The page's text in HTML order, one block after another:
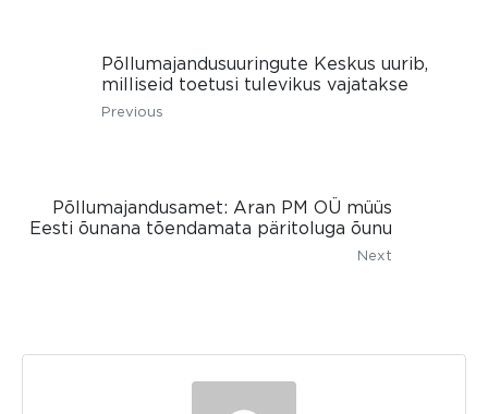
Põllumajandusuuringute Keskus uurib,
milliseid toetusi tulevikus vajatakse
Previous
Põllumajandusamet: Aran PM OÜ müüs
Eesti õunana tõendamata päritoluga õunu
Next